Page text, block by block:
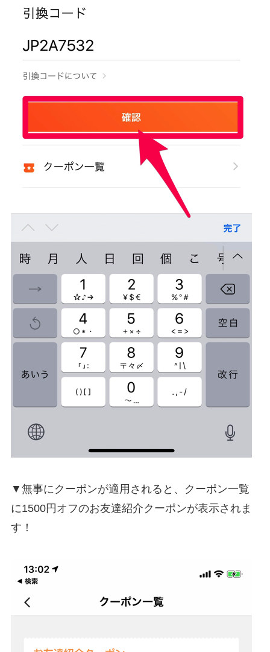
▼無事にクーポンが適用されると、クーポン一覧
に1500円オフのお友達紹介クーポンが表示されま
す！